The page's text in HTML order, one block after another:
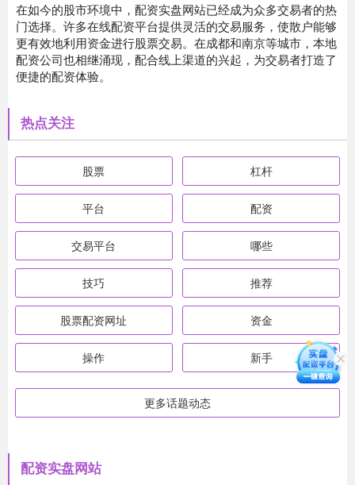
在如今的股市环境中，配资实盘网站已经成为众多交易者的热
门选择。许多在线配资平台提供灵活的交易服务，使散户能够
更有效地利用资金进行股票交易。在成都和南京等城市，本地
配资公司也相继涌现，配合线上渠道的兴起，为交易者打造了
便捷的配资体验。
热点关注
股票 杠杆
平台 配资
交易平台 哪些
技巧 推荐
股票配资网址 资金
操作 新手
更多话题动态
配资实盘网站